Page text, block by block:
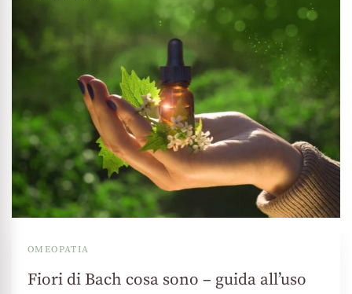
OMEOPATIA
Fiori di Bach cosa sono – guida all’uso